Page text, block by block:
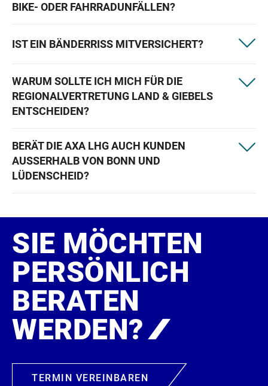
BIKE- ODER FAHRRADUNFÄLLEN?
IST EIN BÄNDERRISS MITVERSICHERT?
WARUM SOLLTE ICH MICH FÜR DIE
REGIONALVERTRETUNG LAND & GIEBELS
ENTSCHEIDEN?
BERÄT DIE AXA LHG AUCH KUNDEN
AUSSERHALB VON BONN UND L
ÜDENSCHEID?
SIE MÖCHTEN
PERSÖNLICH
BERATEN
WERDEN?
TERMIN VEREINBAREN